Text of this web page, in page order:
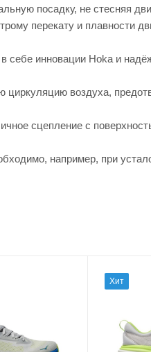
посадку, не стесняя
перекату и плавности
себе инновации Hoka и
воздуха,
сцепление с
например, при
Хит